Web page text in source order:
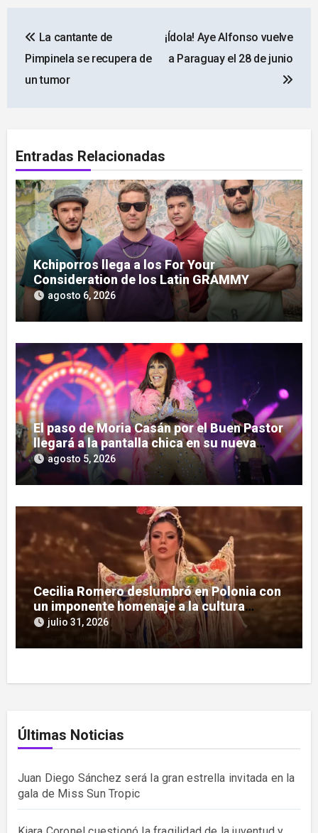
de
entradas
La cantante de
Pimpinela se recupera de
un tumor
¡Ídola! Aye Alfonso vuelve
a Paraguay el 28 de junio
Entradas Relacionadas
Kchiporros llega a los For Your
Consideration de los Latin GRAMMY
agosto 6, 2026
El paso de Moria Casán por el Buen Pastor
llegará a la pantalla chica en su nueva
serie documental
agosto 5, 2026
Cecilia Romero deslumbró en Polonia con
un imponente homenaje a la cultura
guaraní
julio 31, 2026
Últimas Noticias
Juan Diego Sánchez será la gran estrella invitada en la
gala de Miss Sun Tropic